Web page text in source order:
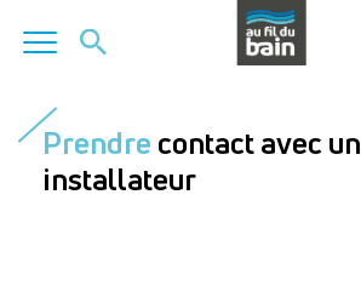
contenu
principal
Prendre contact avec un
installateur